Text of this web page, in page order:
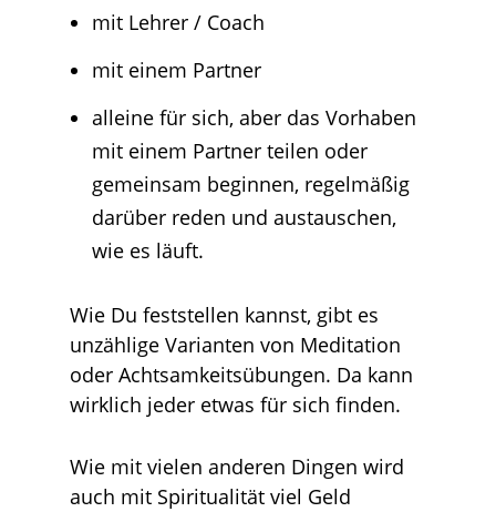
mit Lehrer / Coach
mit einem Partner
alleine für sich, aber das Vorhaben
mit einem Partner teilen oder
gemeinsam beginnen, regelmäßig
darüber reden und austauschen,
wie es läuft.
Wie Du feststellen kannst, gibt es
unzählige Varianten von Meditation
oder Achtsamkeitsübungen. Da kann
wirklich jeder etwas für sich finden.
Wie mit vielen anderen Dingen wird
auch mit Spiritualität viel Geld